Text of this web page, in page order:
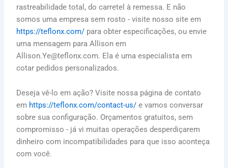
rastreabilidade total, do carretel à remessa. E não
somos uma empresa sem rosto - visite nosso site em
https://teflonx.com/ para obter especificações, ou envie
uma mensagem para Allison em
Allison.Ye@teflonx.com. Ela é uma especialista em
cotar pedidos personalizados.
Deseja vê-lo em ação? Visite nossa página de contato
em https://teflonx.com/contact-us/ e vamos conversar
sobre sua configuração. Orçamentos gratuitos, sem
compromisso - já vi muitas operações desperdiçarem
dinheiro com incompatibilidades para que isso aconteça
com você.